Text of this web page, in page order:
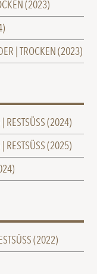
(2023)
| TROCKEN (2023)
RESTSÜSS (2024)
RESTSÜSS (2025)
(2022)